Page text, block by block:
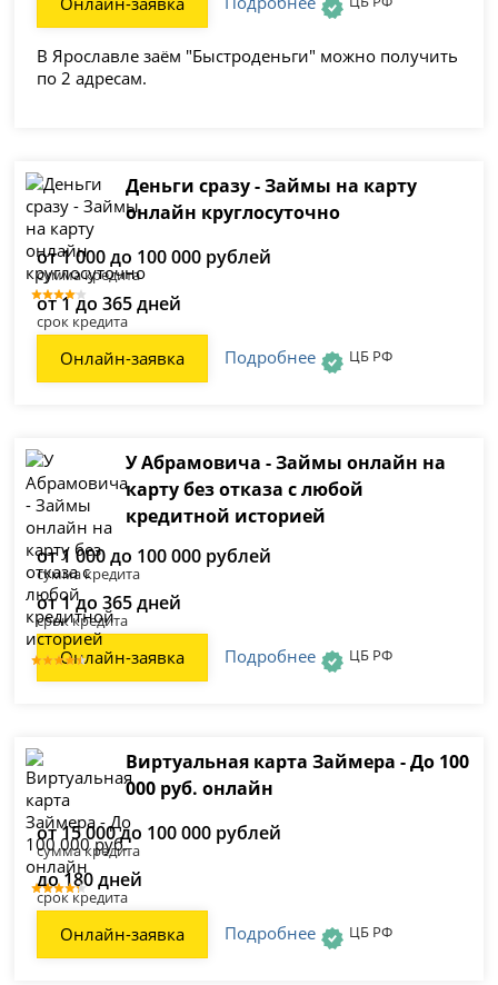
В Ярославле заём "Быстроденьги" можно получить
по 2 адресам.
Деньги сразу - Займы на карту
онлайн круглосуточно
от 1 000 до 100 000 рублей
сумма кредита
от 1 до 365 дней
срок кредита
Онлайн-заявка Подробнее ЦБ РФ
У Абрамовича - Займы онлайн на
карту без отказа с любой
кредитной историей
от 1 000 до 100 000 рублей
сумма кредита
от 1 до 365 дней
срок кредита
Онлайн-заявка Подробнее ЦБ РФ
Виртуальная карта Займера - До 100
000 руб. онлайн
от 15 000 до 100 000 рублей
сумма кредита
до 180 дней
срок кредита
Онлайн-заявка Подробнее ЦБ РФ